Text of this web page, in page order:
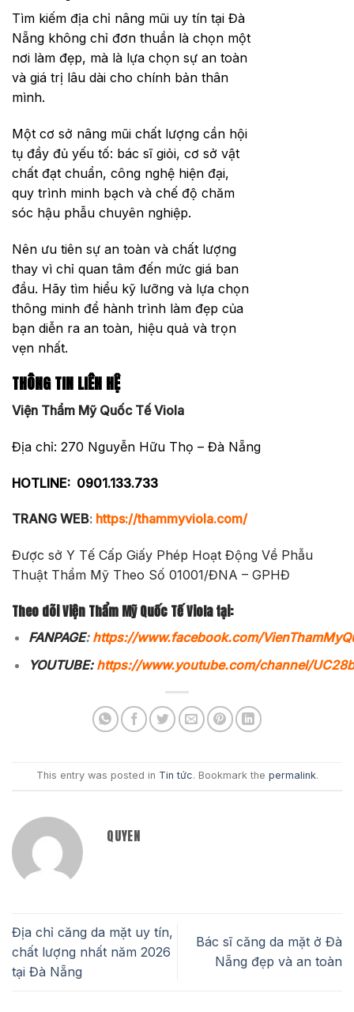
Tìm kiếm địa chỉ nâng mũi uy tín tại Đà
Nẵng không chỉ đơn thuần là chọn một
nơi làm đẹp, mà là lựa chọn sự an toàn
và giá trị lâu dài cho chính bản thân
mình.
Một cơ sở nâng mũi chất lượng cần hội
tụ đầy đủ yếu tố: bác sĩ giỏi, cơ sở vật
chất đạt chuẩn, công nghệ hiện đại,
quy trình minh bạch và chế độ chăm
sóc hậu phẫu chuyên nghiệp.
Nên ưu tiên sự an toàn và chất lượng
thay vì chỉ quan tâm đến mức giá ban
đầu. Hãy tìm hiểu kỹ lưỡng và lựa chọn
thông minh để hành trình làm đẹp của
bạn diễn ra an toàn, hiệu quả và trọn
vẹn nhất.
THÔNG TIN LIÊN HỆ
Viện Thẩm Mỹ Quốc Tế Viola
Địa chỉ: 270 Nguyễn Hữu Thọ – Đà Nẵng
HOTLINE: 0901.133.733
TRANG WEB: https://thammyviola.com/
Được sở Y Tế Cấp Giấy Phép Hoạt Động Về Phẫu
Thuật Thẩm Mỹ Theo Số 01001/ĐNA – GPHĐ
Theo dõi Viện Thẩm Mỹ Quốc Tế Viola tại:
FANPAGE: https://www.facebook.com/
YOUTUBE: https://www.youtube.com/channel/
This entry was posted in Tin tức. Bookmark the permalink.
QUYEN
Địa chỉ căng da mặt uy tín,
chất lượng nhất năm 2026
tại Đà Nẵng
Bác sĩ căng da mặt ở Đà
Nẵng đẹp và an toàn